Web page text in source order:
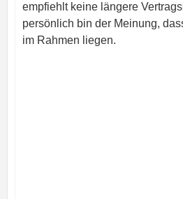
empfiehlt keine längere
persönlich bin der Meinung,
im Rahmen liegen.